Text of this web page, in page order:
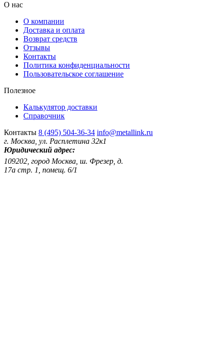
О нас
О компании
Доставка и оплата
Возврат средств
Отзывы
Контакты
Политика конфиденциальности
Пользовательское соглашение
Полезное
Калькулятор доставки
Справочник
Контакты 8 (495) 504-36-34 info@metallink.ru
г. Москва, ул. Расплетина 32к1
Юридический адрес:
109202, город Москва, ш. Фрезер, д.
17а стр. 1, помещ. 6/1